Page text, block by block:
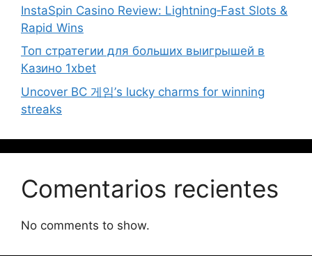
InstaSpin Casino Review: Lightning‑Fast Slots &
Rapid Wins
Топ стратегии для больших выигрышей в
Казино 1xbet
Uncover BC 게임’s lucky charms for winning
streaks
Comentarios recientes
No comments to show.